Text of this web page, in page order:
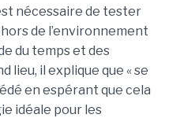
nécessaire de tester
de l’environnement
du temps et des
lieu, il explique que « se
en espérant que cela
idéale pour les